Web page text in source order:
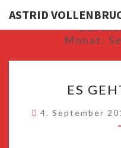
ASTRID
Monat:
ES
4. September